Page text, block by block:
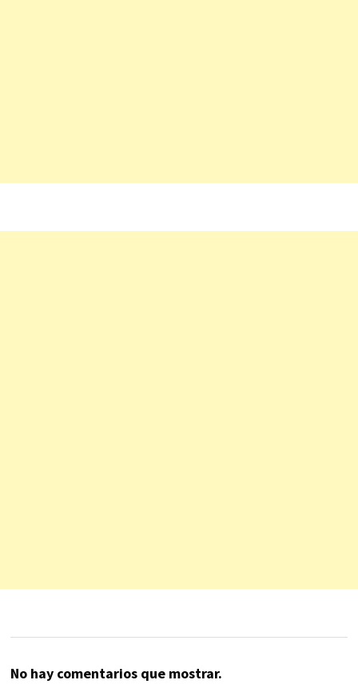
No hay comentarios que mostrar.